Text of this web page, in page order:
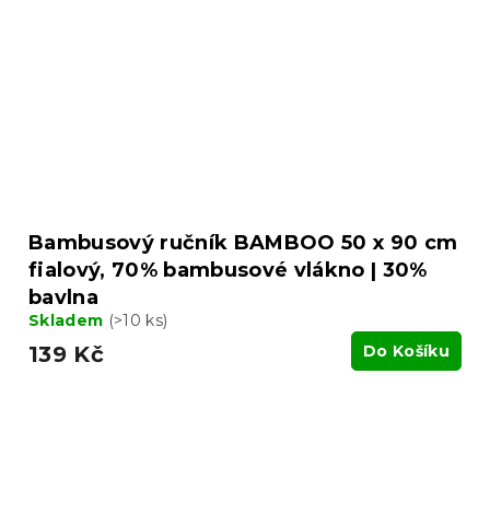
Bambusový ručník BAMBOO 50 x 90 cm
fialový, 70% bambusové vlákno | 30%
bavlna
Skladem (>10 ks)
139 Kč Do Košíku